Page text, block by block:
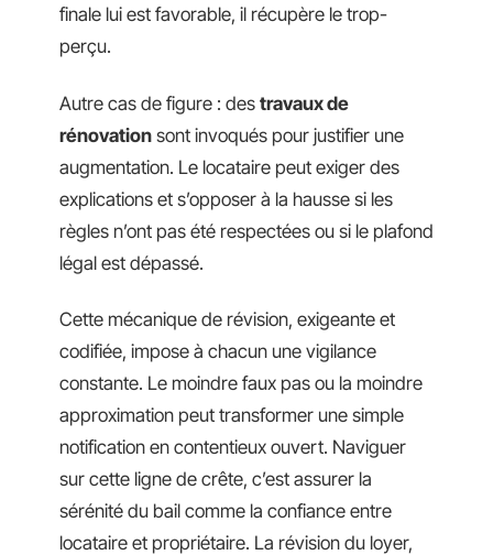
finale lui est favorable, il récupère le trop-
perçu.
Autre cas de figure : des travaux de
rénovation sont invoqués pour justifier une
augmentation. Le locataire peut exiger des
explications et s’opposer à la hausse si les
règles n’ont pas été respectées ou si le plafond
légal est dépassé.
Cette mécanique de révision, exigeante et
codifiée, impose à chacun une vigilance
constante. Le moindre faux pas ou la moindre
approximation peut transformer une simple
notification en contentieux ouvert. Naviguer
sur cette ligne de crête, c’est assurer la
sérénité du bail comme la confiance entre
locataire et propriétaire. La révision du loyer,